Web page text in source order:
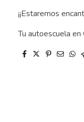
¡¡Estaremos
Tu autoescuela en